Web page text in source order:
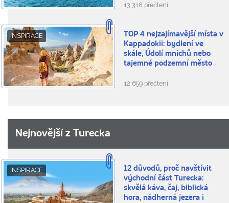
13.318 přečtení
INSPIRACE
TOP 4 nejzajímavější místa v
Kappadokii: bydlení ve
skále, Údolí mnichů nebo
tajemné podzemní město
12.659 přečtení
Nejnovější z Turecka
INSPIRACE
12 důvodů, proč navštívit
východní část Turecka:
skvělá káva, čaj, biblická
hora, nádherná jezera i